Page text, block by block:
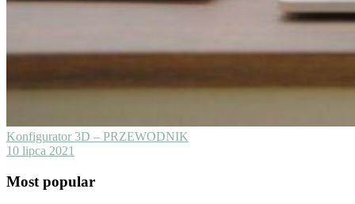
Konfigurator 3D – PRZEWODNIK
10 lipca 2021
Most popular